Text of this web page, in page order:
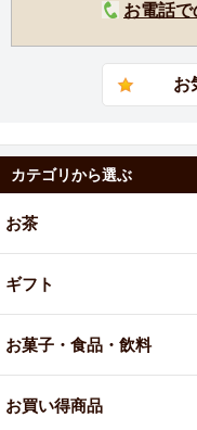
お電話
カテゴリから選ぶ
お茶
ギフト
お菓子・食品・飲料
お買い得商品